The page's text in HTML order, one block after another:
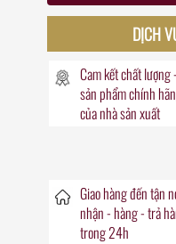
DỊCH
Cam kết chất lượng -
sản phẩm chính
của nhà sản xuất
Giao hàng đếntận
nhận - hàng - trả
trong24h